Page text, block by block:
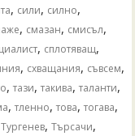
, сили, силно,
, смазан, смисъл,
, сплотяващ,
, схващания, съвсем,
,тази,такива,таланти,
,тленно,това,тогава,
Тургенев,Търсачи,